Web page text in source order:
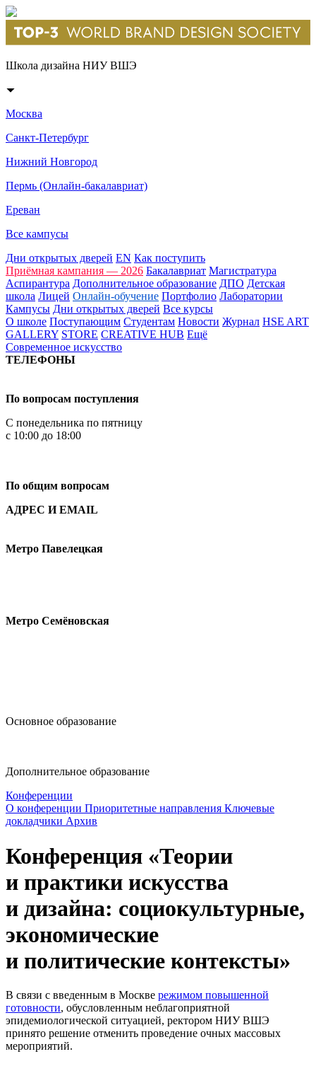
Школа дизайна НИУ ВШЭ
Москва
Санкт-Петербург
Нижний Новгород
Пермь (Онлайн-бакалавриат)
Ереван
Все кампусы
Дни открытых дверей EN Как поступить
Приёмная кампания — 2026 Бакалавриат Магистратура
Аспирантура Дополнительное образование ДПО Детская
школа Лицей Онлайн-обучение Портфолио Лаборатории
Кампусы Дни открытых дверей Все курсы
О школе Поступающим Студентам Новости Журнал HSE ART
GALLERY STORE CREATIVE HUB Ещё
Современное искусство
ТЕЛЕФОНЫ
По вопросам поступления
С понедельника по пятницу
с 10:00 до 18:00
По общим вопросам
АДРЕС И EMAIL
Метро Павелецкая
Метро Семёновская
Основное образование
Дополнительное образование
Конференции
О конференции Приоритетные направления Ключевые
докладчики Архив
Конференция «Теории
и практики искусства
и дизайна: социокультурные,
экономические
и политические контексты»
В связи с введенным в Москве режимом повышенной
готовности, обусловленным неблагоприятной
эпидемиологической ситуацией, ректором НИУ ВШЭ
принято решение отменить проведение очных массовых
мероприятий.